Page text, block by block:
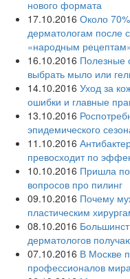
нового формата
17.10.2016 Около
дерматологам после
«народным
16.10.2016 Полезные
выбрать мыло или
14.10.2016 Уход за
ошибки и главные
13.10.2016
эпидемического
11.10.2016
превосходит по
10.10.2016 Пришла
вопросов про пилинг
09.10.2016 Почему
пластическим
08.10.2016
дерматологов
07.10.2016 В Москве
профессионалов